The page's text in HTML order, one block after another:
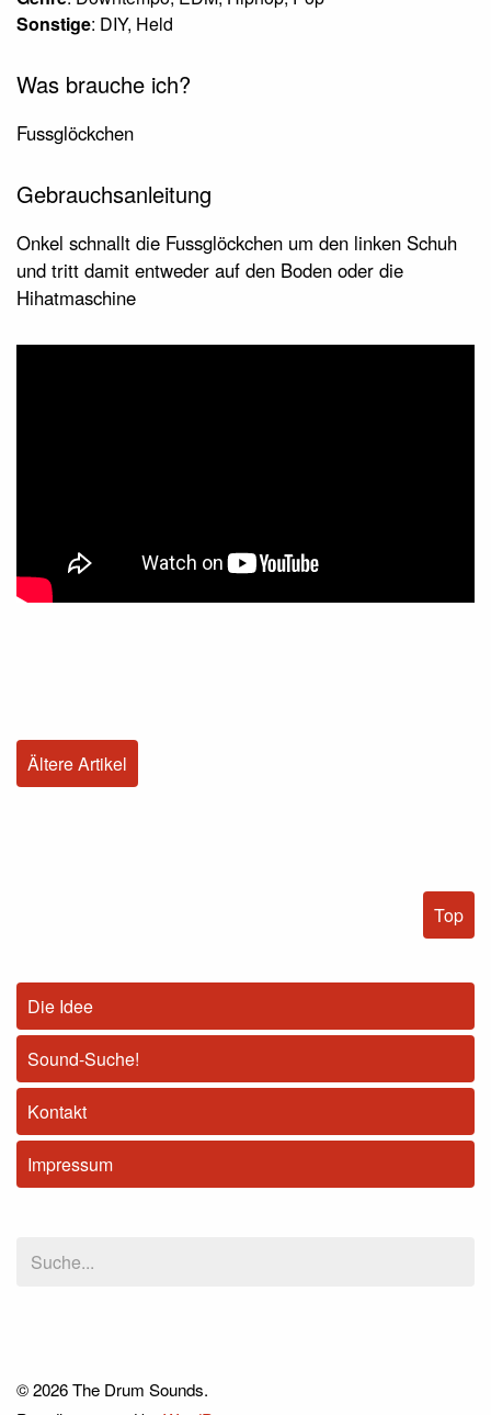
Sonstige: DIY, Held
Was brauche ich?
Fussglöckchen
Gebrauchsanleitung
Onkel schnallt die Fussglöckchen um den linken Schuh
und tritt damit entweder auf den Boden oder die
Hihatmaschine
Ältere Artikel
Top
Die Idee
Sound-Suche!
Kontakt
Impressum
© 2026 The Drum Sounds.